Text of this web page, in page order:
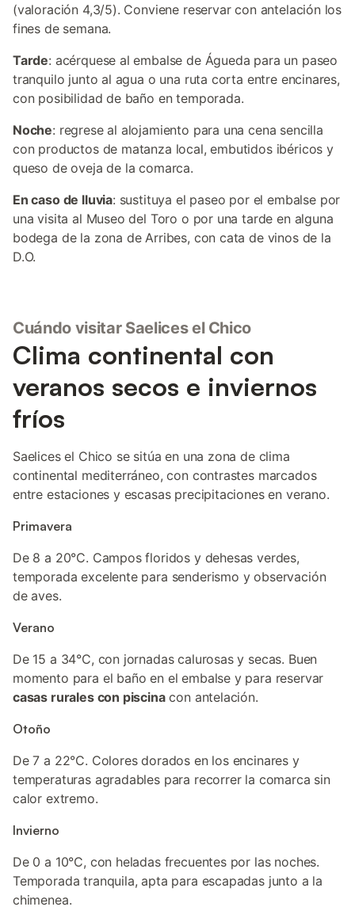
(valoración 4,3/5). Conviene reservar con antelación los
fines de semana.
Tarde: acérquese al embalse de Águeda para un paseo
tranquilo junto al agua o una ruta corta entre encinares,
con posibilidad de baño en temporada.
Noche: regrese al alojamiento para una cena sencilla
con productos de matanza local, embutidos ibéricos y
queso de oveja de la comarca.
En caso de lluvia: sustituya el paseo por el embalse por
una visita al Museo del Toro o por una tarde en alguna
bodega de la zona de Arribes, con cata de vinos de la
D.O.
Cuándo visitar Saelices el Chico
Clima continental con
veranos secos e inviernos
fríos
Saelices el Chico se sitúa en una zona de clima
continental mediterráneo, con contrastes marcados
entre estaciones y escasas precipitaciones en verano.
Primavera
De 8 a 20°C. Campos floridos y dehesas verdes,
temporada excelente para senderismo y observación
de aves.
Verano
De 15 a 34°C, con jornadas calurosas y secas. Buen
momento para el baño en el embalse y para reservar
casas rurales con piscinacon antelación.
Otoño
De 7 a 22°C. Colores dorados en los encinares y
temperaturas agradables para recorrer la comarca sin
calor extremo.
Invierno
De 0 a 10°C, con heladas frecuentes por las noches.
Temporada tranquila, apta para escapadas junto a la
chimenea.